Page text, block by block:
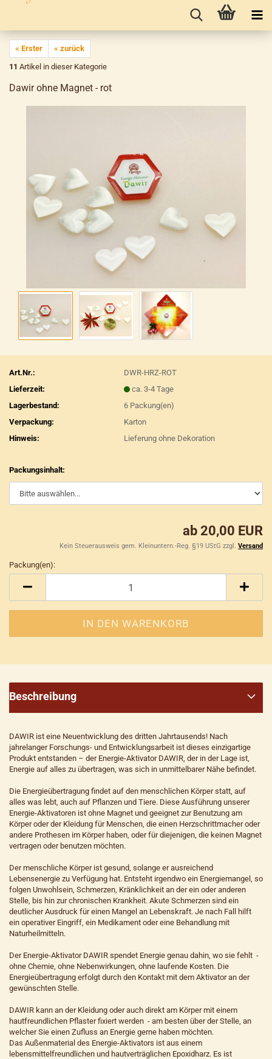
« Erster
« zurück
11 Artikel in dieser Kategorie
Dawir ohne Magnet - rot
Art.Nr.:
DWR-HRZ-ROT
Lieferzeit:
ca. 3-4 Tage
Lagerbestand:
6 Packung(en)
Verpackung:
Karton
Hinweis:
Lieferung ohne Dekoration
Packungsinhalt:
ab 20,00 EUR
Kein Steuerausweis gem. Kleinuntern.-Reg. §19 UStG zzgl. Versand
Packung(en):
Beschreibung
DAWIR ist eine Neuentwicklung des dritten Jahrtausends! Nach
jahrelanger Forschungs- und Entwicklungsarbeit ist dieses einzigartige
Produkt entstanden – der Energie-Aktivator DAWIR, der in der Lage ist,
Energie auf alles zu übertragen, was sich in unmittelbarer Nähe befindet.
Die Energieübertragung findet auf den menschlichen Körper statt, auf
alles was lebt, auch auf Pflanzen und Tiere. Diese Ausführung unserer
Energie-Aktivatoren ist ohne Magnet und geeignet zur Benutzung am
Körper oder der Kleidung für Menschen, die einen Herzschrittmacher oder
andere Prothesen im Körper haben, oder für diejenigen, die keinen Magnet
vertragen oder benutzen möchten.
Der menschliche Körper ist gesund, solange er ausreichend
Lebensenergie zu Verfügung hat. Entsteht irgendwo ein Energiemangel, so
folgen Unwohlsein, Schmerzen, Kränklichkeit an der ein oder anderen
Stelle, bis hin zur chronischen Krankheit. Akute Schmerzen sind ein
deutlicher Ausdruck für einen Mangel an Lebenskraft. Je nach Fall hilft
ein operativer Eingriff, ein Medikament oder eine Behandlung mit
Naturheilmitteln.
Der Energie-Aktivator DAWIR spendet Energie genau dahin, wo sie fehlt -
ohne Chemie, ohne Nebenwirkungen, ohne laufende Kosten. Die
Energieübertragung erfolgt durch den Kontakt mit dem Aktivator an der
gewünschten Stelle.
DAWIR kann an der Kleidung oder auch direkt am Körper mit einem
hautfreundlichen Pflaster fixiert werden - am besten über der Stelle, an
welcher Sie einen Zufluss an Energie gerne haben möchten.
Das Außenmaterial des Energie-Aktivators ist aus einem
lebensmittelfreundlichen und hautverträglichen Epoxidharz. Es ist